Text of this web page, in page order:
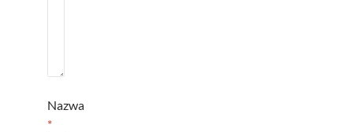
Nazwa
*